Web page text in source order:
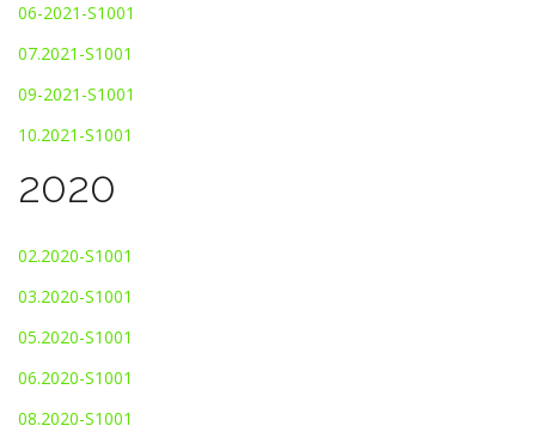
06-2021-S1001
07.2021-S1001
09-2021-S1001
10.2021-S1001
2020
02.2020-S1001
03.2020-S1001
05.2020-S1001
06.2020-S1001
08.2020-S1001